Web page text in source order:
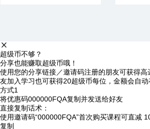
超级币不够？
分享也能赚取超级币哦！
使用您的分享链接／邀请码注册的朋友可获得
友加入学习也可获得20超级币每位，金额会自
方式1
将优惠码000000FQA复制并发送给好友
直接复制话术：
使用邀请码“000000FQA”首次购买课程可直减
复制